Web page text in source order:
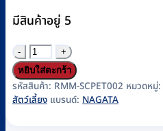
มีสินค้าอยู่ 5
จำนวน
เครื่อง
ชั่ง
น้ำ
หยิบใส่ตะกร้า
รหัสสินค้า: RMM-SCPET002 หมวดหมู่:
สัตว์เลี้ยง แบรนด์: NAGATA